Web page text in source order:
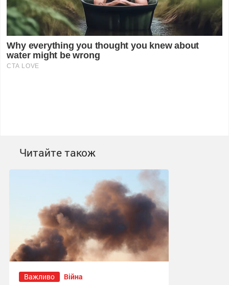
Читайте також
Важливо Війна